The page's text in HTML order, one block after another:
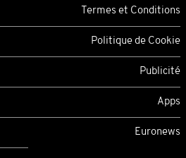
Termes et Conditions
Politique de Cookie
Publicité
Apps
Euronews